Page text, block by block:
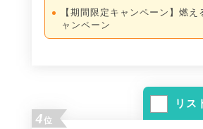
【期間限定キャンペーン】燃え
ャンペーン
リス
4位